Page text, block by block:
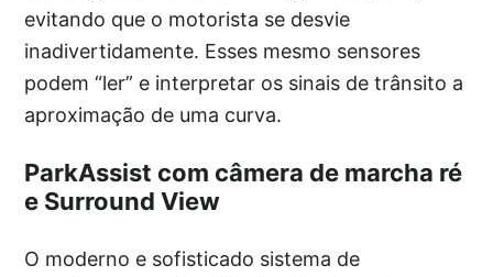
evitando que o motorista se desvie
inadivertidamente. Esses mesmo sensores
podem “ler” e interpretar os sinais de trânsito a
aproximação de uma curva.
ParkAssist com câmera de marcha ré
e Surround View
O moderno e sofisticado sistema de